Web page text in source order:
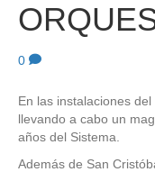
0
En las instalaciones
llevando a cabo un
años del Sistema.
Además de San